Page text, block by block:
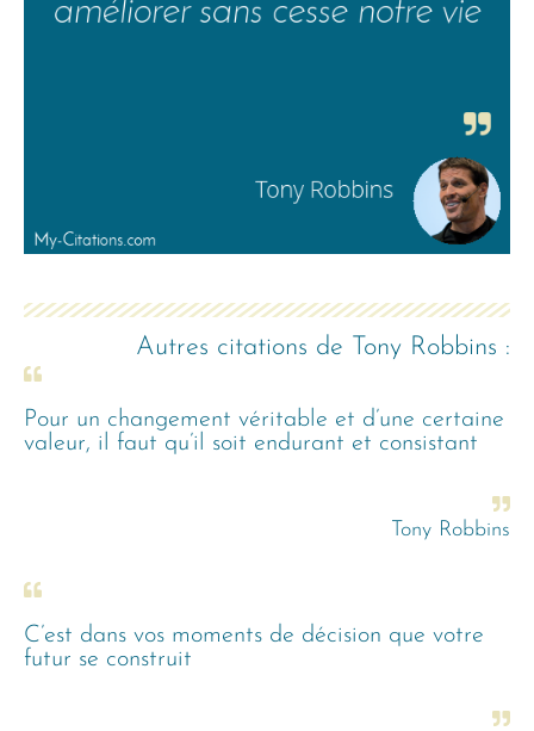
Autres citations de Tony Robbins :
Pour un changement véritable et d’une certaine
valeur, il faut qu’il soit endurant et consistant
Tony Robbins
C’est dans vos moments de décision que votre
futur se construit